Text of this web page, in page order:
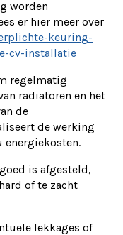
worden
er hier meer over
keuring-
cv-installatie
regelmatig
radiatoren en het
de
de werking
energiekosten.
is afgesteld,
of te zacht
lekkages of